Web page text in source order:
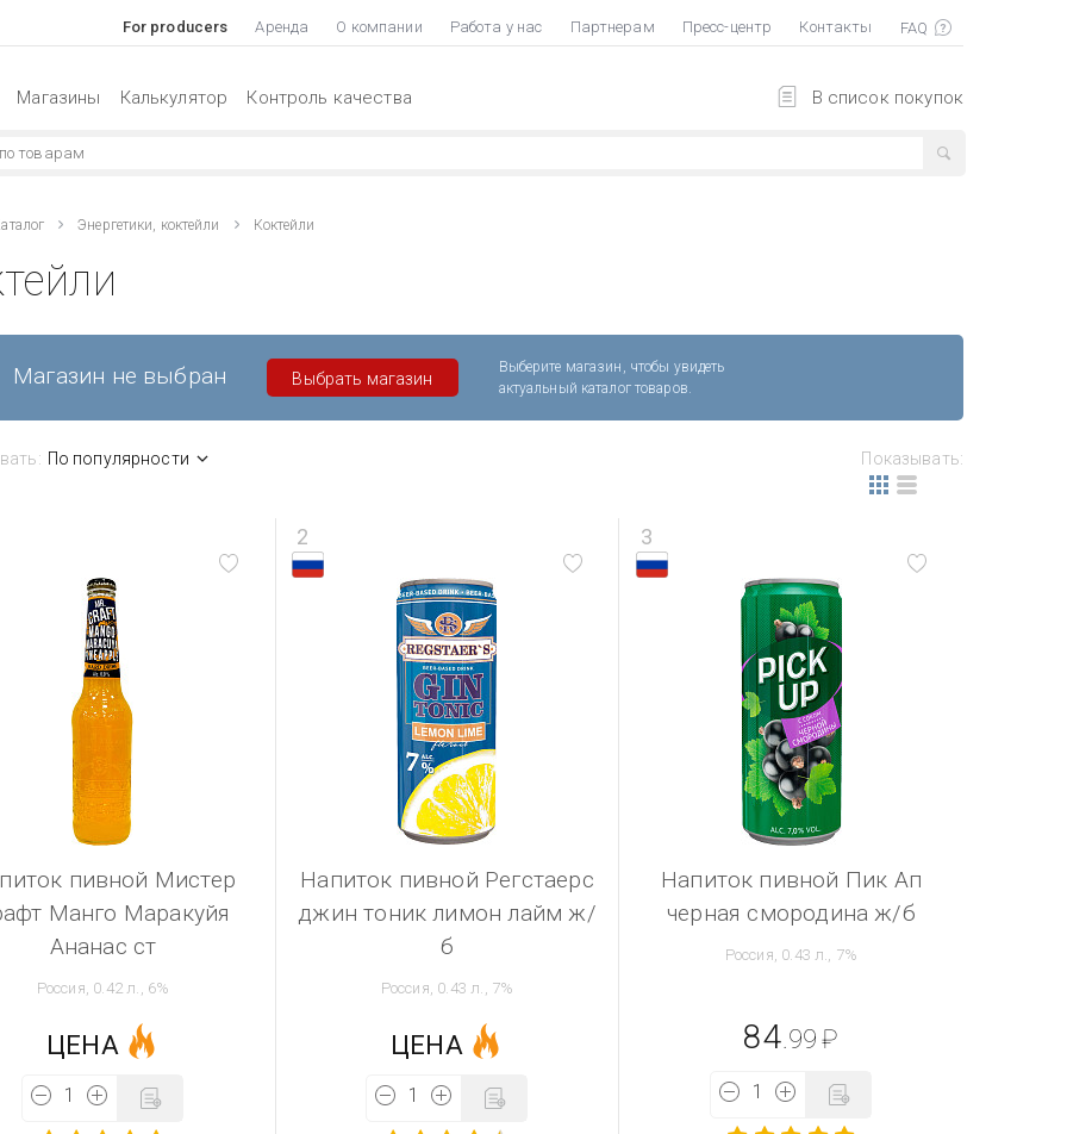
For producers Аренда О компании Работа у нас Партнерам Пресс-центр Контакты
В список покупок
Магазины Калькулятор Контроль качества
Энергетики, коктейли Коктейли
Магазин не выбран Выбрать магазин
Выберите магазин, чтобы увидеть
актуальный каталог товаров.
По популярности Показывать:
пивной Мистер
Манго Маракуйя
Ананас ст
Россия, 0.42 л., 6%
ЦЕНА
2
Напиток пивной Регстаерс
джин тоник лимон лайм ж/
б
Россия, 0.43 л., 7%
ЦЕНА
3
Напиток пивной Пик Ап
черная смородина ж/б
Россия, 0.43 л., 7%
84 .99 ₽